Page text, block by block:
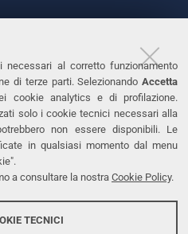
al corretto funzionamento
di terze parti. Selezionando Accetta
cookie analytics e di profilazione.
solo i cookie tecnici necessari alla
non essere disponibili. Le
in qualsiasi momento dal menu
a consultare la nostra Cookie Policy.
TECNICI